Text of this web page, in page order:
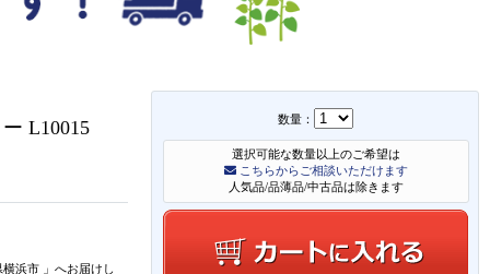
数量：
選択可能な数量以上のご希望は
こちらからご相談いただけます
人気品/品薄品/中古品は除きます
L10015
横浜市 」 へお届けし